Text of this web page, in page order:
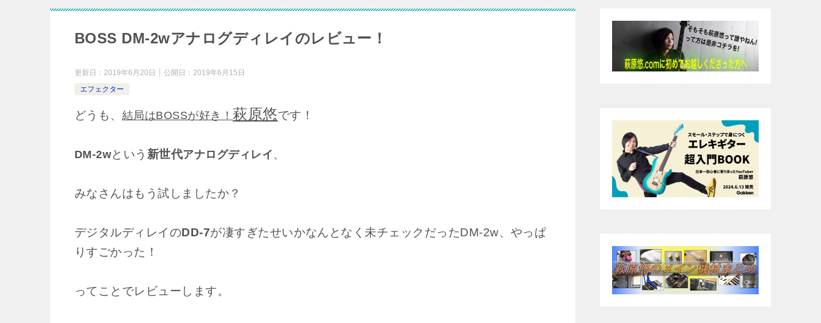
BOSS DM-2wアナログディレイのレビュー！
更新日： 2019年6月20日 公開日： 2019年6月15日
エフェクター
どうも、 結局はBOSSが好き！ 萩原悠です！
DM-2wという 新世代アナログディレイ 、
みなさんはもう試しましたか？
デジタルディレイのDD-7が凄すぎたせいかなんとなく未チェックだったDM-2w、やっぱ
りすごかった！
ってことでレビューします。